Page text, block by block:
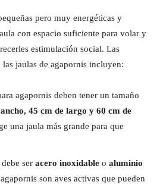
pero muy energéticas y
con espacio suficiente para volar y
estimulación social. Las
las jaulas de agapornis incluyen:
agapornis deben tener un tamaño
45 cm de largo y 60 cm de
una jaula más grande para que
ser acero inoxidable o aluminio
son aves activas que pueden